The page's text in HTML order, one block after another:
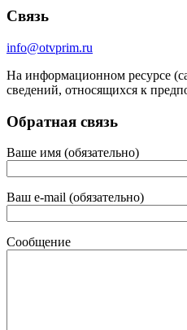
Связь
info@otvprim.ru
На информационном ресурсе
сведений, относящихся к
Обратная связь
Ваше имя (обязательно)
Ваш e-mail (обязательно)
Сообщение